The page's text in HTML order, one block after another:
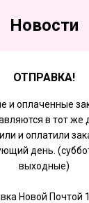
Новости
ОТПРАВКА!
и оплаченные
в тот же
и оплатили
день.
выходные)
Новой Почтой